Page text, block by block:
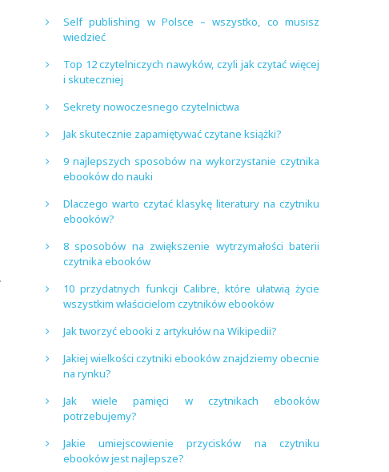
Self publishing w Polsce – wszystko, co musisz
wiedzieć
Top 12 czytelniczych nawyków, czyli jak czytać więcej
i skuteczniej
Sekrety nowoczesnego czytelnictwa
Jak skutecznie zapamiętywać czytane książki?
9 najlepszych sposobów na wykorzystanie czytnika
ebooków do nauki
Dlaczego warto czytać klasykę literatury na czytniku
ebooków?
8 sposobów na zwiększenie wytrzymałości baterii
czytnika ebooków
10 przydatnych funkcji Calibre, które ułatwią życie
wszystkim właścicielom czytników ebooków
Jak tworzyć ebooki z artykułów na Wikipedii?
Jakiej wielkości czytniki ebooków znajdziemy obecnie
na rynku?
Jak wiele pamięci w czytnikach ebooków
potrzebujemy?
Jakie umiejscowienie przycisków na czytniku
ebooków jest najlepsze?